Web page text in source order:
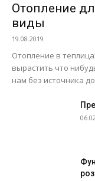
Отопление
виды
19.08.2019
Отопление в
вырастить что
нам без источника